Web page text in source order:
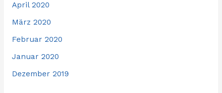
April 2020
März 2020
Februar 2020
Januar 2020
Dezember 2019